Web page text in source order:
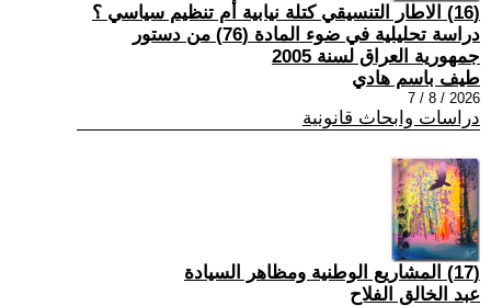
(16) الاطار التنسيقي كتلة نيابية أم تنظيم سياسي ؟
دراسة تحليلية في ضوء المادة (76) من دستور
جمهورية العراق لسنة 2005
طيف باسم هادي
2026 / 8 / 7
دراسات وابحاث قانونية
(17) المشاريع الوطنية ومظاهر السيادة
عبد الخالق الفلاح